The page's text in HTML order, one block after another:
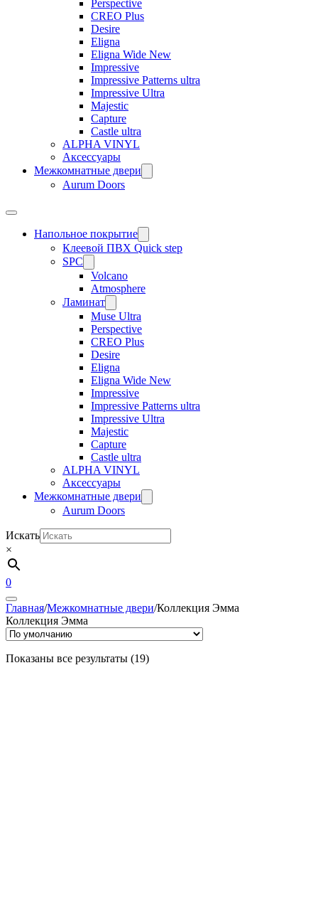
Perspective
CREO Plus
Desire
Eligna
Eligna Wide New
Impressive
Impressive Patterns ultra
Impressive Ultra
Majestic
Capture
Castle ultra
ALPHA VINYL
Аксессуары
Межкомнатные двери
Aurum Doors
Напольное покрытие
Клеевой ПВХ Quick step
SPC
Volcano
Atmosphere
Ламинат
Muse Ultra
Perspective
CREO Plus
Desire
Eligna
Eligna Wide New
Impressive
Impressive Patterns ultra
Impressive Ultra
Majestic
Capture
Castle ultra
ALPHA VINYL
Аксессуары
Межкомнатные двери
Aurum Doors
Искать
×
0
Главная/Межкомнатные двери/Коллекция Эмма
Коллекция Эмма
Показаны все результаты (19)